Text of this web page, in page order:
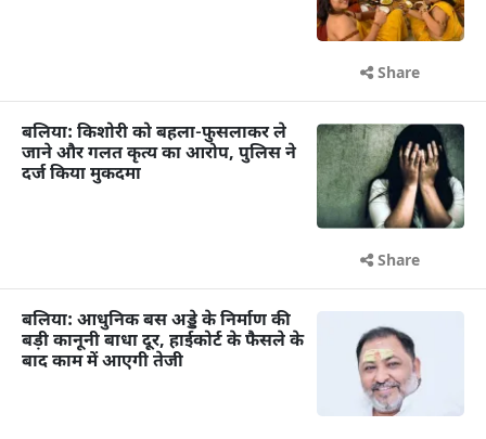
Share
बलिया: किशोरी को बहला-फुसलाकर ले
जाने और गलत कृत्य का आरोप, पुलिस ने
दर्ज किया मुकदमा
Share
बलिया: आधुनिक बस अड्डे के निर्माण की
बड़ी कानूनी बाधा दूर, हाईकोर्ट के फैसले के
बाद काम में आएगी तेजी